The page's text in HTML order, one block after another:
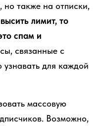
но также на отписки,
лимит, то
спам и
связанные с
для каждой
массовую
Возможно,